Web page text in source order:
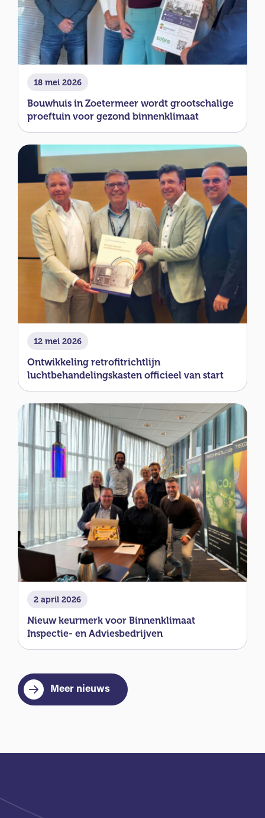
18 mei 2026
Bouwhuis in Zoetermeer wordt grootschalige
proeftuin voor gezond binnenklimaat
12 mei 2026
Ontwikkeling retrofitrichtlijn
luchtbehandelingskasten officieel van start
2 april 2026
Nieuw keurmerk voor Binnenklimaat
Inspectie- en Adviesbedrijven
Meer nieuws